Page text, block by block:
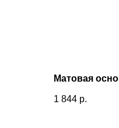
Матовая
1 844 р.